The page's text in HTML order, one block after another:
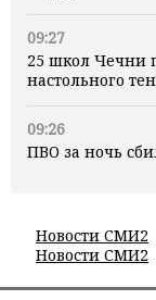
09:27
25 школ Чечни
настольного
09:26
ПВО за ночь
Новости СМИ2
Новости СМИ2